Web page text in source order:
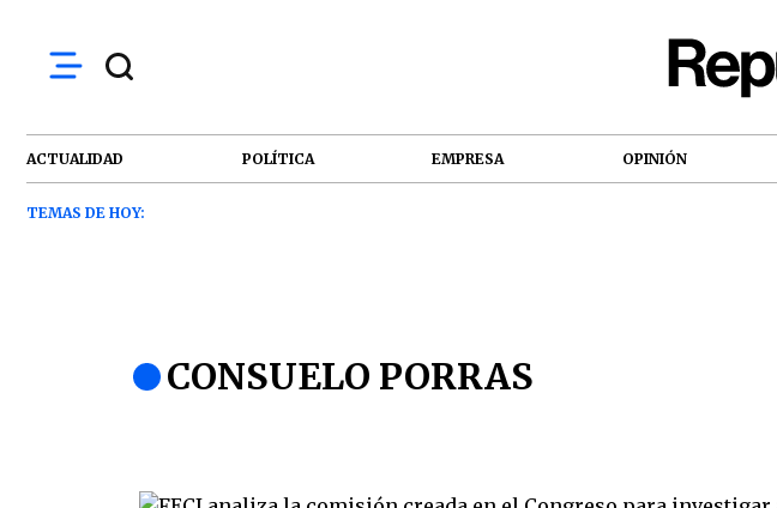
ACTUALIDAD POLÍTICA EMPRESA OPINIÓN
TEMAS DE HOY:
CONSUELO PORRAS